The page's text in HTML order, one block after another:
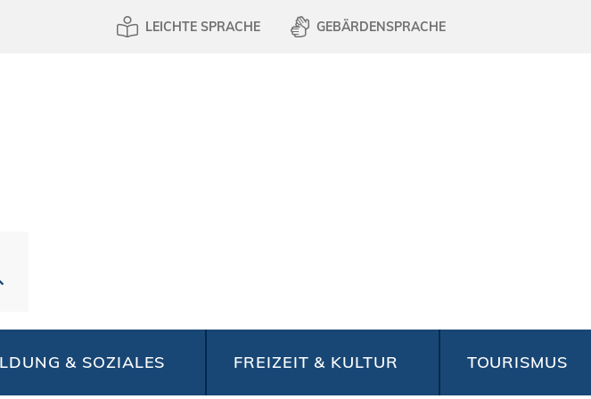
LEICHTE SPRACHE GEBÄRDENSPRACHE
& SOZIALES FREIZEIT & KULTUR TOURISMUS